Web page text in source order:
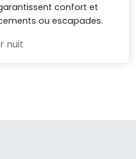
confort et
ou escapades.
nuit